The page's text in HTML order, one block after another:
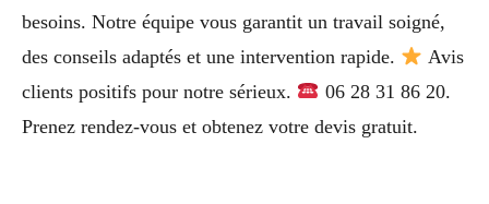
besoins. Notre équipe vous garantit un travail soigné,
des conseils adaptés et une intervention rapide.
Avis
clients positifs pour notre sérieux.
06 28 31 86 20.
Prenez rendez-vous et obtenez votre devis gratuit.